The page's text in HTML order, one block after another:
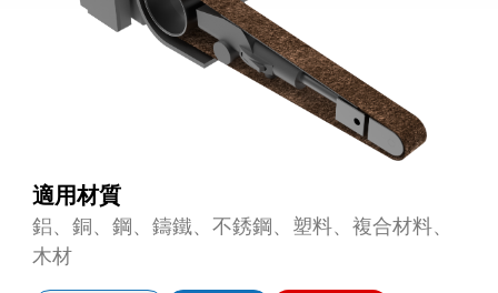
適用材質
鋁、銅、鋼、鑄鐵、不銹鋼、塑料、複合材料、
木材